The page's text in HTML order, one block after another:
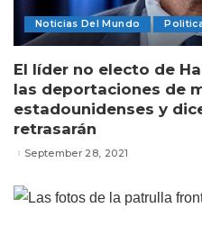
Noticias Del Mundo
El líder no electo de
las deportaciones de
estadounidenses y
retrasarán
September 28, 2021